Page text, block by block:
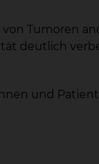
Tumoren
deutlich
und